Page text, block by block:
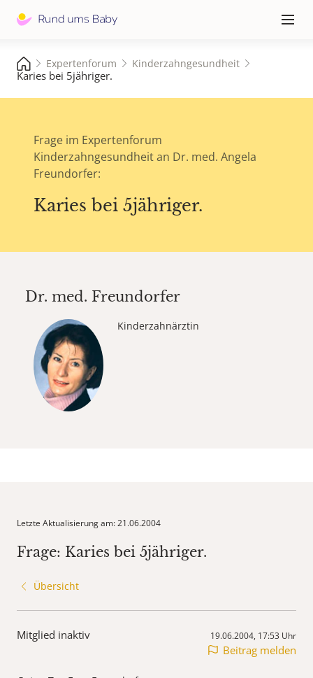
≡
Expertenforum Kinderzahngesundheit
Karies bei 5jähriger.
Frage im Expertenforum
Kinderzahngesundheit an Dr. med. Angela
Freundorfer:
Karies bei 5jähriger.
Dr. med. Freundorfer
Kinderzahnärztin
Letzte Aktualisierung am: 21.06.2004
Frage: Karies bei 5jähriger.
Übersicht
Mitglied inaktiv 19.06.2004, 17:53 Uhr
Beitrag melden